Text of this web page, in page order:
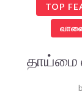
TOP
தாய்மை